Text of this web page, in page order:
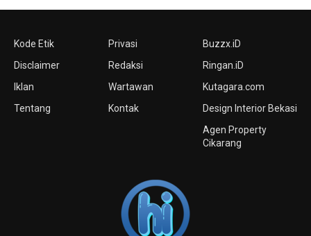
Kode Etik
Disclaimer
Iklan
Tentang
Privasi
Redaksi
Wartawan
Kontak
Buzzx.iD
Ringan.iD
Kutagara.com
Design Interior Bekasi
Agen Property
Cikarang